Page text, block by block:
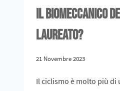
Il Biomeccanico
laureato?
21 Novembre 2023
Il ciclismo è molto più di